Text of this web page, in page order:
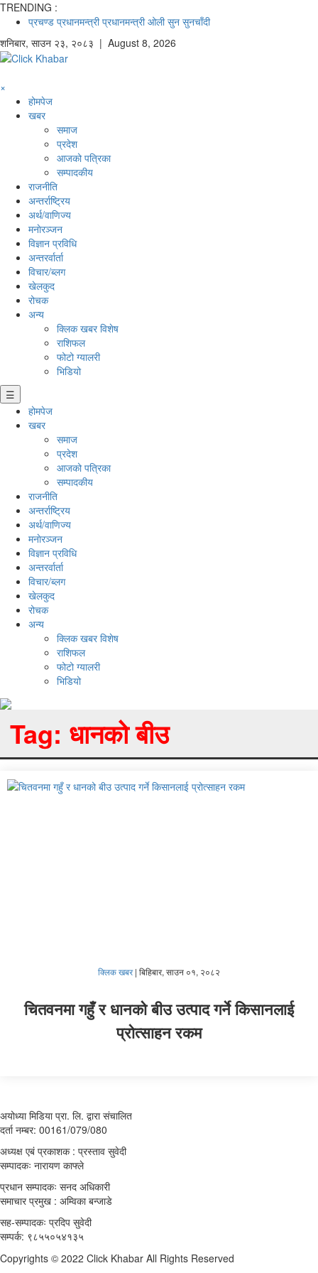
TRENDING :
प्रचण्ड प्रधानमन्त्री प्रधानमन्त्री ओली सुन सुनचाँदी
शनिबार, साउन २३, २०८३ | August 8, 2026
×
होमपेज
खबर
समाज
प्रदेश
आजको पत्रिका
सम्पादकीय
राजनीति
अन्तर्राष्ट्रिय
अर्थ/वाणिज्य
मनाेरञ्जन
विज्ञान प्रविधि
अन्तरर्वार्ता
विचार/ब्लग
खेलकुद
रोचक
अन्य
क्लिक खबर विशेष
राशिफल
फोटो ग्यालरी
भिडियो
☰
होमपेज
खबर
समाज
प्रदेश
आजको पत्रिका
सम्पादकीय
राजनीति
अन्तर्राष्ट्रिय
अर्थ/वाणिज्य
मनाेरञ्जन
विज्ञान प्रविधि
अन्तरर्वार्ता
विचार/ब्लग
खेलकुद
रोचक
अन्य
क्लिक खबर विशेष
राशिफल
फोटो ग्यालरी
भिडियो
Tag: धानको बीउ
क्लिक खबर| बिहिबार, साउन ०१, २०८२
चितवनमा गहुँ र धानको बीउ उत्पाद गर्ने किसानलाई
प्रोत्साहन रकम
अयोध्या मिडिया प्रा. लि. द्वारा संचालित
दर्ता नम्बर: 00161/079/080
अध्यक्ष एबं प्रकाशक : प्रस्ताव सुवेदी
सम्पादकः नारायण काफ्ले
प्रधान सम्पादकः सनद अधिकारी
समाचार प्रमुख : अम्विका बन्जाडे
सह-सम्पादकः प्रदिप सुवेदी
सम्पर्क: ९८५५०५४१३५
Copyrights © 2022 Click Khabar All Rights Reserved